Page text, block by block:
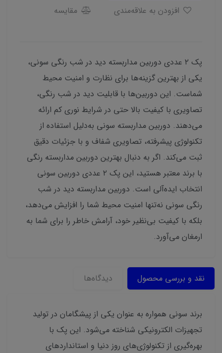
مقایسه
پک ۲ عددی دوربین مداربسته دید در شب رنگی سونی،
یکی از بهترین گزینه‌ها برای نظارت و امنیت محیط
شماست. این دوربین‌ها با قابلیت دید در شب رنگی،
تصاویری با کیفیت بالا حتی در شرایط نوری کم ارائه
می‌دهند. دوربین مداربسته سونی به‌دلیل استفاده از
تکنولوژی پیشرفته، تصاویری شفاف و با جزئیات دقیق
ثبت می‌کند. اگر به دنبال بهترین دوربین مداربسته رنگی
با برند معتبر هستید، این پک ۲ عددی دوربین سونی
انتخاب ایده‌آلی است. دوربین مداربسته دید در شب
رنگی سونی نه‌تنها امنیت محیط شما را افزایش می‌دهد،
بلکه با کیفیت بی‌نظیر خود، آرامش خاطر را برای شما به
ارمغان می‌آورد.
نقد و بررسی محصول دیدگاه‌ها
برند سونی همواره به عنوان یکی از پیشگامان در تولید
تجهیزات الکترونیکی شناخته می‌شود. این پک با
بهره‌گیری از تکنولوژی‌های روز دنیا و استانداردهای